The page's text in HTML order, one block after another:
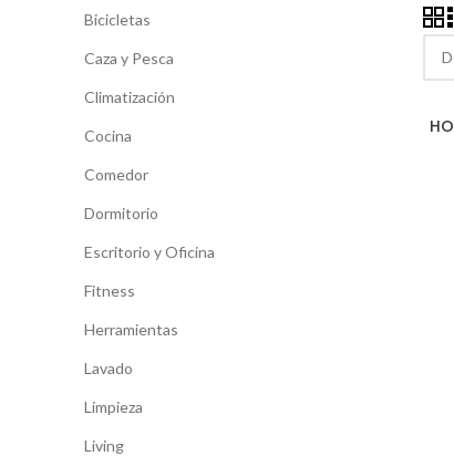
Bicicletas
Caza y Pesca
Climatización
Cocina
Comedor
Dormitorio
Escritorio y Oficina
Fitness
Herramientas
Lavado
Limpieza
Living